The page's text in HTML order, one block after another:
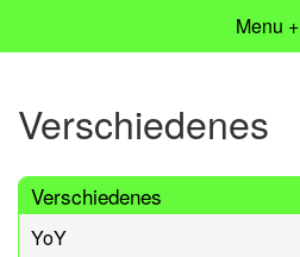
Menu +
Verschiedenes
Verschiedenes
YoY